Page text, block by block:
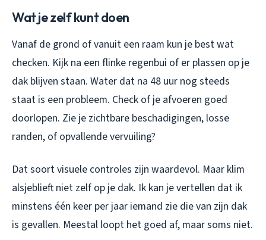
Wat je zelf kunt doen
Vanaf de grond of vanuit een raam kun je best wat
checken. Kijk na een flinke regenbui of er plassen op je
dak blijven staan. Water dat na 48 uur nog steeds
staat is een probleem. Check of je afvoeren goed
doorlopen. Zie je zichtbare beschadigingen, losse
randen, of opvallende vervuiling?
Dat soort visuele controles zijn waardevol. Maar klim
alsjeblieft niet zelf op je dak. Ik kan je vertellen dat ik
minstens één keer per jaar iemand zie die van zijn dak
is gevallen. Meestal loopt het goed af, maar soms niet.